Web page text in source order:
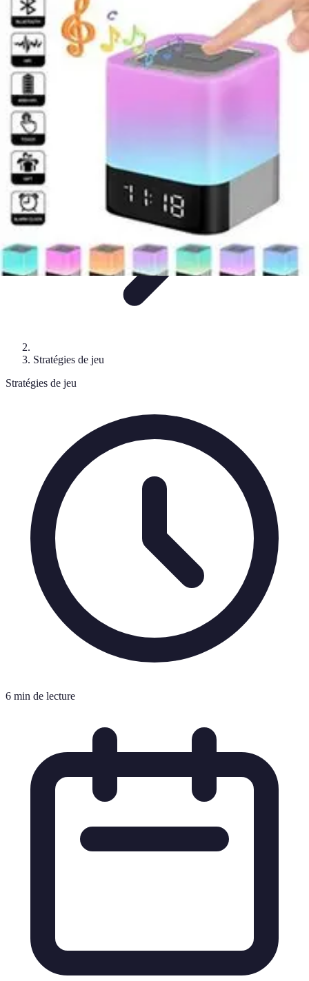
Passion Volley
Techniques et Astuces
Entraînement Passion & EngagementDébuter
au Volley Entraînement et Coaching
Passion Volley
Stratégies de jeu
Stratégies de jeu
6 min de lecture